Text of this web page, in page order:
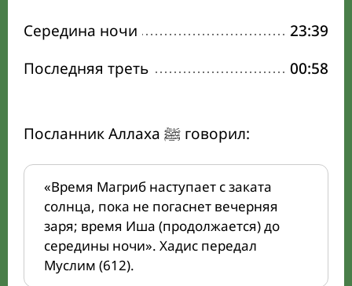
Середина ночи
23:39
Последняя треть
00:58
Посланник Аллаха ﷺ говорил:
«Время Магриб наступает с заката
солнца, пока не погаснет вечерняя
заря; время Иша (продолжается) до
середины ночи». Хадис передал
Муслим (612).